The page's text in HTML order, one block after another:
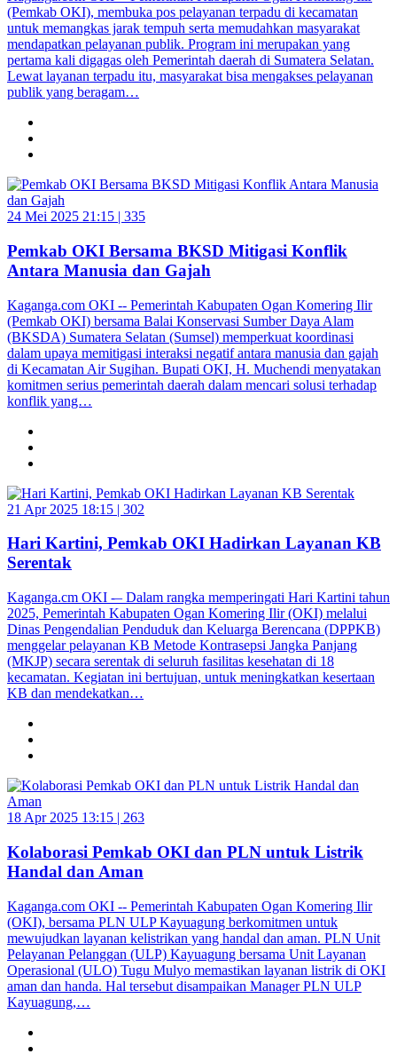
(Pemkab OKI), membuka pos pelayanan terpadu di kecamatan
untuk memangkas jarak tempuh serta memudahkan masyarakat
mendapatkan pelayanan publik. Program ini merupakan yang
pertama kali digagas oleh Pemerintah daerah di Sumatera Selatan.
Lewat layanan terpadu itu, masyarakat bisa mengakses pelayanan
publik yang beragam…
24 Mei 2025 21:15 | 335
Pemkab OKI Bersama BKSD Mitigasi Konflik
Antara Manusia dan Gajah
Kaganga.com OKI -- Pemerintah Kabupaten Ogan Komering Ilir
(Pemkab OKI) bersama Balai Konservasi Sumber Daya Alam
(BKSDA) Sumatera Selatan (Sumsel) memperkuat koordinasi
dalam upaya memitigasi interaksi negatif antara manusia dan gajah
di Kecamatan Air Sugihan. Bupati OKI, H. Muchendi menyatakan
komitmen serius pemerintah daerah dalam mencari solusi terhadap
konflik yang…
21 Apr 2025 18:15 | 302
Hari Kartini, Pemkab OKI Hadirkan Layanan KB
Serentak
Kaganga.cm OKI -– Dalam rangka memperingati Hari Kartini tahun
2025, Pemerintah Kabupaten Ogan Komering Ilir (OKI) melalui
Dinas Pengendalian Penduduk dan Keluarga Berencana (DPPKB)
menggelar pelayanan KB Metode Kontrasepsi Jangka Panjang
(MKJP) secara serentak di seluruh fasilitas kesehatan di 18
kecamatan. Kegiatan ini bertujuan, untuk meningkatkan kesertaan
KB dan mendekatkan…
18 Apr 2025 13:15 | 263
Kolaborasi Pemkab OKI dan PLN untuk Listrik
Handal dan Aman
Kaganga.com OKI -- Pemerintah Kabupaten Ogan Komering Ilir
(OKI), bersama PLN ULP Kayuagung berkomitmen untuk
mewujudkan layanan kelistrikan yang handal dan aman. PLN Unit
Pelayanan Pelanggan (ULP) Kayuagung bersama Unit Layanan
Operasional (ULO) Tugu Mulyo memastikan layanan listrik di OKI
aman dan handa. Hal tersebut disampaikan Manager PLN ULP
Kayuagung,…